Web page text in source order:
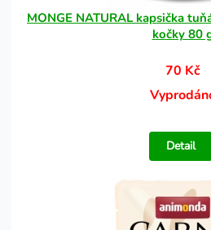
MONGE NATURAL kapsička
kočky 80
70 Kč
Detail